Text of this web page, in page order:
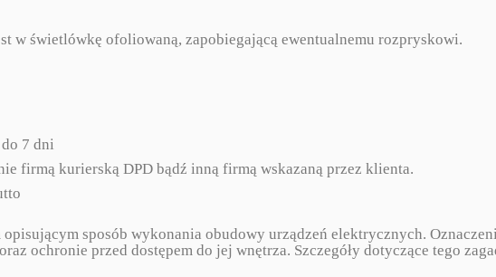
w świetlówkę ofoliowaną, zapobiegającą ewentualnemu rozpryskowi.
7 dni
firmą kurierską DPD bądź inną firmą wskazaną przez klienta.
opisującym sposób wykonania obudowy urządzeń elektrycznych.
ochronie przed dostępem do jej wnętrza. Szczegóły dotyczące tego